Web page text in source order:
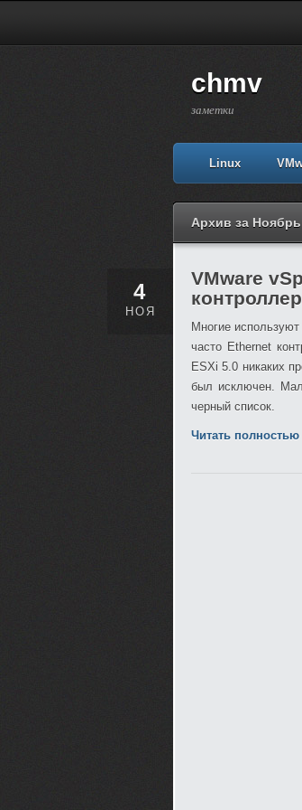
chmv
заметки
Linux
Архив за Ноябрь
4
НОЯ
VMware
Многие
часто Ethernet
ESXi 5.0 никаких
был исключен.
черный список.
Читать полностью